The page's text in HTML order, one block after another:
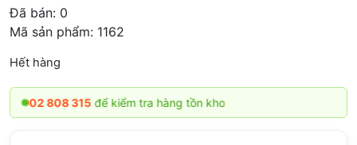
Đã bán: 0
Mã sản phẩm: 1162
Hết hàng
808 315để kiểm tra hàng tồn kho